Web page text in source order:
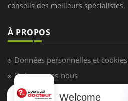
conseils des meilleurs spécialistes.
À PROPOS
Données personnelles et cookies
Qui sommes-nous
Conditions d'utilisation
Welcome